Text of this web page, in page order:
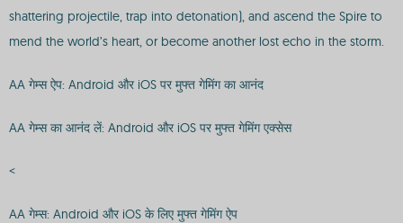
shattering projectile, trap into detonation), and ascend the Spire to
mend the world’s heart, or become another lost echo in the storm.
AA गेम्स ऐप: Android और iOS पर मुफ्त गेमिंग का आनंद
AA गेम्स का आनंद लें: Android और iOS पर मुफ्त गेमिंग एक्सेस
<
AA गेम्स: Android और iOS के लिए मुफ्त गेमिंग ऐप